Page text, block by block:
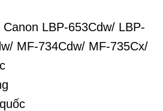
LBP-653Cdw/ LBP-
MF-734Cdw/ MF-735Cx/